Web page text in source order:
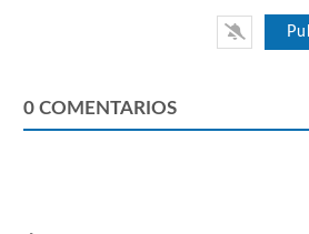
0 COMENTARIOS